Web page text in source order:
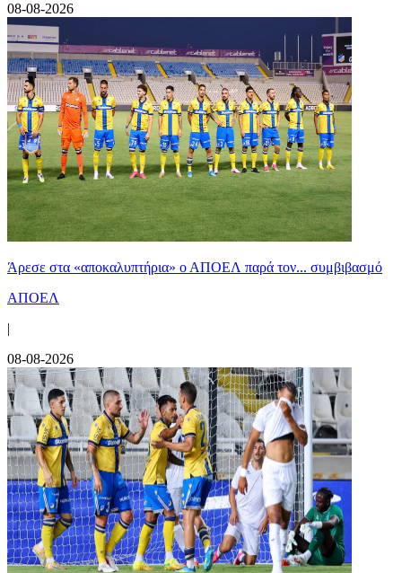
08-08-2026
Άρεσε στα «αποκαλυπτήρια» ο ΑΠΟΕΛ παρά τον... συμβιβασμό
ΑΠΟΕΛ
|
08-08-2026